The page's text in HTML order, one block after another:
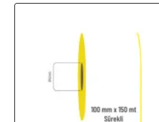
tutkal), Deep frezee (Soğuğa
Kullanım Alanları:
Teknik makine
etiketi, elektronik ürün etiketi, ürün
sıcaklıklarda muhafaza edilmeye
amaçlar için sayısız sektör tarafından